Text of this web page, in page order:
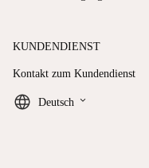
KUNDENDIENST
Kontakt zum Kundendienst
Deutsch keyboard_arrow_down